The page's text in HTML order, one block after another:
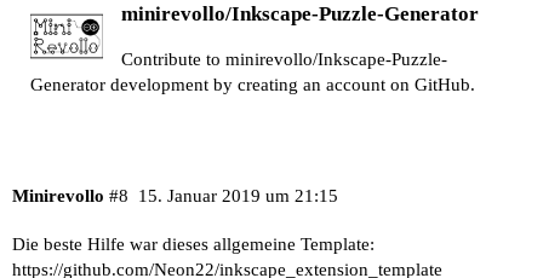
minirevollo/Inkscape-Puzzle-Generator
Contribute to minirevollo/Inkscape-Puzzle-
Generator development by creating an account on GitHub.
Minirevollo 15. Januar 2019 um 21:15
#8
Die beste Hilfe war dieses allgemeine Template:
https://github.com/Neon22/inkscape_extension_template